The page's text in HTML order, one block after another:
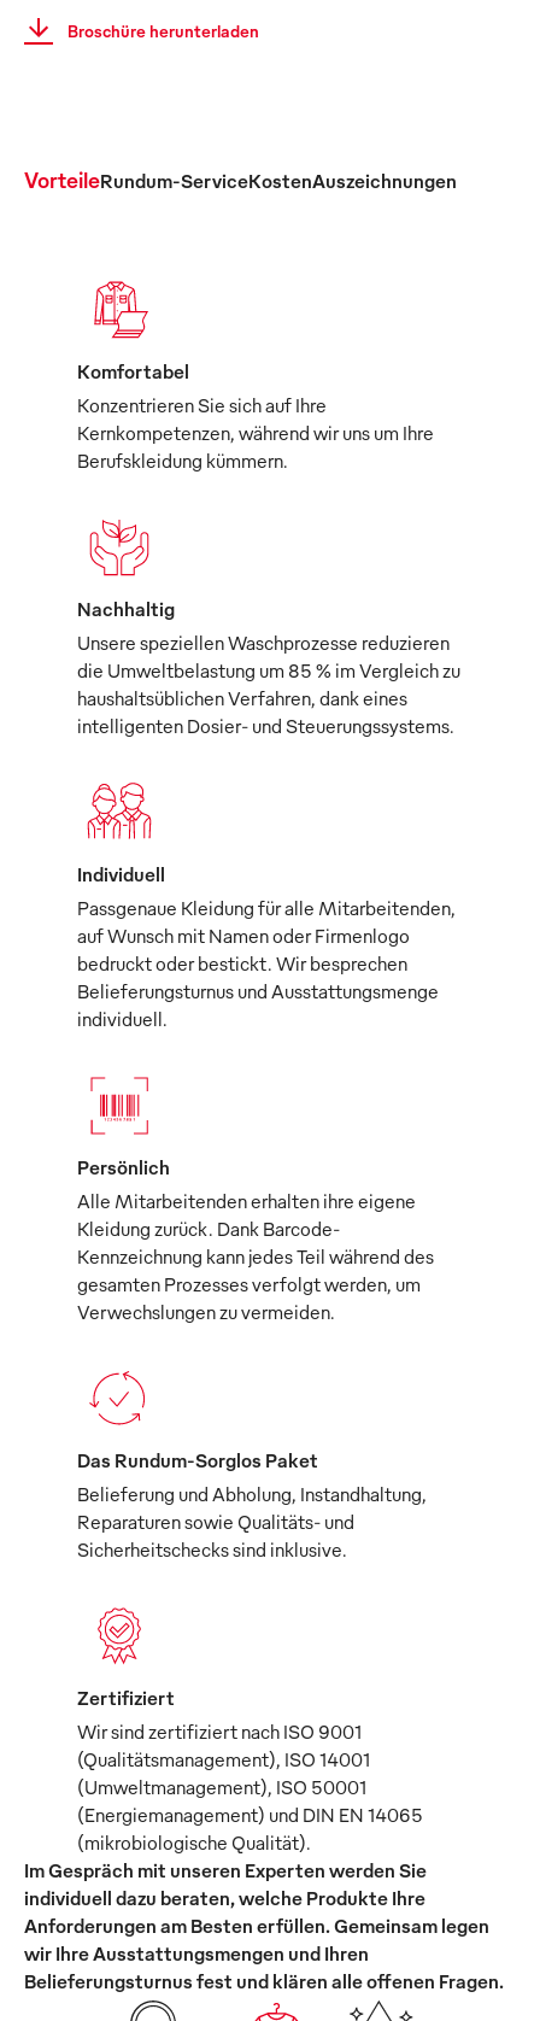
Broschüre herunterladen
VorteileRundum-ServiceKostenAuszeichnungen
Komfortabel
Konzentrieren Sie sich auf Ihre
Kernkompetenzen, während wir uns um Ihre
Berufskleidung kümmern.
Nachhaltig
Unsere speziellen Waschprozesse reduzieren
die Umweltbelastung um 85 % im Vergleich zu
haushaltsüblichen Verfahren, dank eines
intelligenten Dosier- und Steuerungssystems.
Individuell
Passgenaue Kleidung für alle Mitarbeitenden,
auf Wunsch mit Namen oder Firmenlogo
bedruckt oder bestickt. Wir besprechen
Belieferungsturnus und Ausstattungsmenge
individuell.
Persönlich
Alle Mitarbeitenden erhalten ihre eigene
Kleidung zurück. Dank Barcode-
Kennzeichnung kann jedes Teil während des
gesamten Prozesses verfolgt werden, um
Verwechslungen zu vermeiden.
Das Rundum-Sorglos Paket
Belieferung und Abholung, Instandhaltung,
Reparaturen sowie Qualitäts- und
Sicherheitschecks sind inklusive.
Zertifiziert
Wir sind zertifiziert nach ISO 9001
(Qualitätsmanagement), ISO 14001
(Umweltmanagement), ISO 50001
(Energiemanagement) und DIN EN 14065
(mikrobiologische Qualität).
Im Gespräch mit unseren Experten werden Sie
individuell dazu beraten, welche Produkte Ihre
Anforderungen am Besten erfüllen. Gemeinsam legen
wir Ihre Ausstattungsmengen und Ihren
Belieferungsturnus fest und klären alle offenen Fragen.